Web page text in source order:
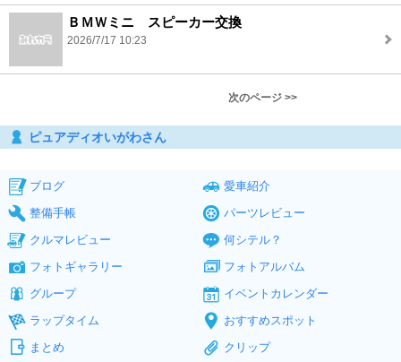
ＢＭＷミニ スピーカー交換
2026/7/17 10:23
次のページ >>
ピュアディオいがわさん
ブログ
愛車紹介
整備手帳
パーツレビュー
クルマレビュー
何シテル？
フォトギャラリー
フォトアルバム
グループ
イベントカレンダー
ラップタイム
おすすめスポット
まとめ
クリップ